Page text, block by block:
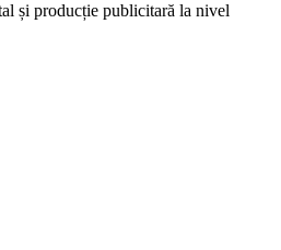
și producție publicitară la nivel